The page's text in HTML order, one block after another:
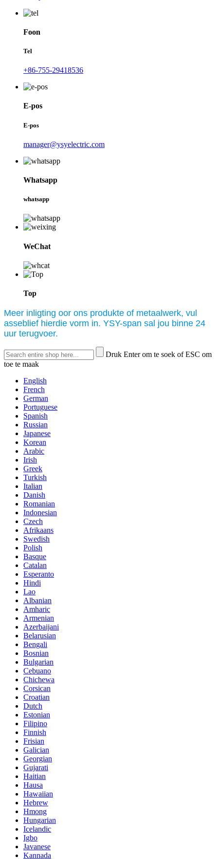
Foon
Tel
+86-755-29418536
E-pos
E-pos
manager@ysyelectric.com
Whatsapp
whatsapp
WeChat
Top
Meer inligting oor ons produkte of metaalwerk, vul
asseblief hierdie vorm in. YSY-span sal jou binne 24
uur terugvoer.
Druk Enter om te soek of ESC om
toe te maak
English
French
German
Portuguese
Spanish
Russian
Japanese
Korean
Arabic
Irish
Greek
Turkish
Italian
Danish
Romanian
Indonesian
Czech
Afrikaans
Swedish
Polish
Basque
Catalan
Esperanto
Hindi
Lao
Albanian
Amharic
Armenian
Azerbaijani
Belarusian
Bengali
Bosnian
Bulgarian
Cebuano
Chichewa
Corsican
Croatian
Dutch
Estonian
Filipino
Finnish
Frisian
Galician
Georgian
Gujarati
Haitian
Hausa
Hawaiian
Hebrew
Hmong
Hungarian
Icelandic
Igbo
Javanese
Kannada